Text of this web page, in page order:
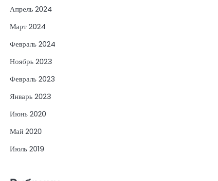
Апрель 2024
Март 2024
Февраль 2024
Ноябрь 2023
Февраль 2023
Январь 2023
Июнь 2020
Май 2020
Июль 2019